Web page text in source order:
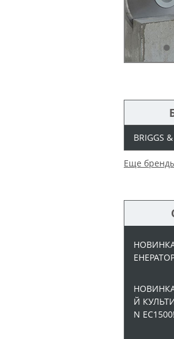
BRIGGS
Еще
Й
N EC1500!